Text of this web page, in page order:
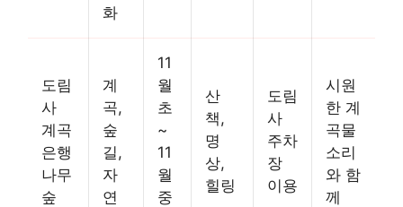
화
도림
사
계곡
은행
나무
숲
계
곡,
숲
길,
자
연
11
월
초
~
11
월
중
산
책,
명
상,
힐링
도림
사
주차
장
이용
시원
한 계
곡물
소리
와 함
께